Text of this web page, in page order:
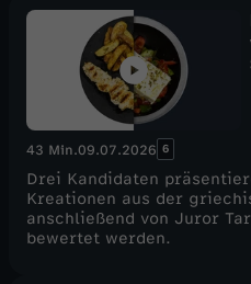
43 Min.09.07.2026 6
Drei Kandidaten
Kreationen aus der
anschließend von Juror
bewertet werden.